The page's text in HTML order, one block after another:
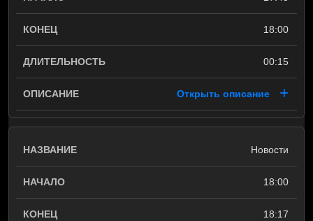
18:00
00:15
Открыть описание
Новости
18:00
18:17